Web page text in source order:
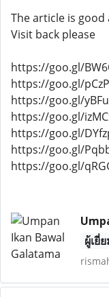
The article is good
Visit back please
https://goo.gl/
https://goo.gl/
https://goo.gl/
https://goo.gl/
https://goo.gl/
https://goo.gl/
https://goo.gl/
ผู้เยี่